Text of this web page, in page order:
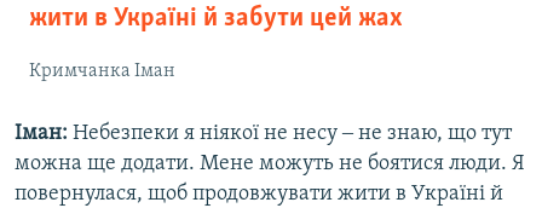
жити в Україні й забути цей жах
Кримчанка Іман
Іман: Небезпеки я ніякої не несу ‒ не знаю, що тут
можна ще додати. Мене можуть не боятися люди. Я
повернулася, щоб продовжувати жити в Україні й